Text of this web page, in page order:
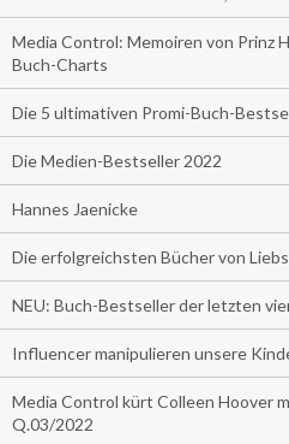
Media Control: Memoiren von Prinz
Buch-Charts
Die 5 ultimativen Promi-Buch-
Die Medien-Bestseller 2022
Hannes Jaenicke
Die erfolgreichsten Bücher von
NEU: Buch-Bestseller der letzten
Influencer manipulieren unsere
Media Control kürt Colleen Hoover
Q.03/2022